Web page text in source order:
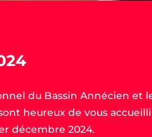
du Bassin Annécien et
heureux de vous
décembre 2024.